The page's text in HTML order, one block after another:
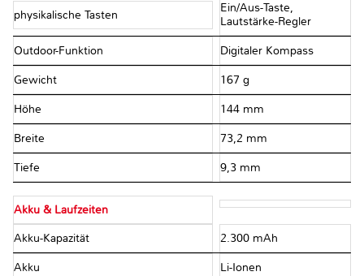
physikalische Tasten
Ein/Aus-Taste,
Lautstärke-Regler
Outdoor-Funktion Digitaler Kompass
Gewicht 167 g
Höhe 144 mm
Breite 73,2 mm
Tiefe 9,3 mm
Akku & Laufzeiten
Akku-Kapazität 2.300 mAh
Akku Li-Ionen